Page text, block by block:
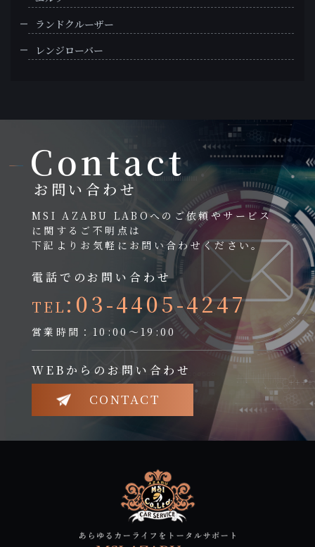
ランドクルーザー
レンジローバー
Contact
お問い合わせ
MSI AZABU LABOへのご依頼やサービス
に関するご不明点は
下記よりお気軽にお問い合わせください。
電話でのお問い合わせ
TEL :03-4405-4247
営業時間：10:00～19:00
WEBからのお問い合わせ
CONTACT